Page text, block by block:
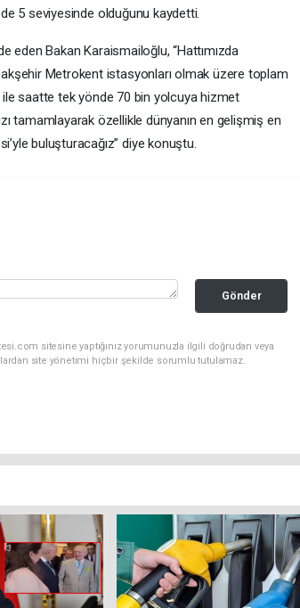
5 seviyesinde olduğunu kaydetti.
eden Bakan Karaismailoğlu, “Hattımızda
Metrokent istasyonları olmak üzere toplam
ile saatte tek yönde 70 bin yolcuya hizmet
tamamlayarak özellikle dünyanın en gelişmiş en
buluşturacağız” diye konuştu.
Gönder
sitesine yaptığınız yorumunuzla ilgili doğrudan veya
site yönetimi hiçbir şekilde sorumlu tutulamaz.